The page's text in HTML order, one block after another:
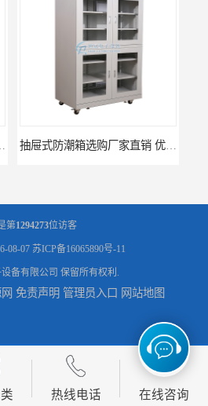
抽屉式防潮箱选购厂家直销 优质多系列防潮箱供应价格
电子元器件防潮柜厂家低价供应 电子元器件专用防潮柜价格 全自动氮气柜生产厂家 节能自制氮气柜优质供应
第1294273位访客
08-07 苏ICP备16065890号-11
备有限公司 保留所有权利.
免责声明 管理员入口 网站地图
热线电话 在线咨询